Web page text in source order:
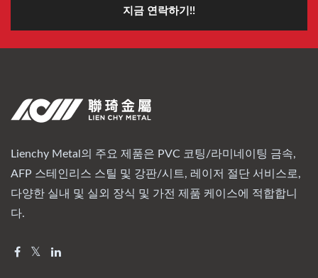
지금 연락하기!!
Lienchy Metal의 주요 제품은 PVC 코팅/라미네이팅 금속,
AFP 스테인리스 스틸 및 강판/시트, 레이저 절단 서비스로,
다양한 실내 및 실외 장식 및 가전 제품 케이스에 적합합니
다.